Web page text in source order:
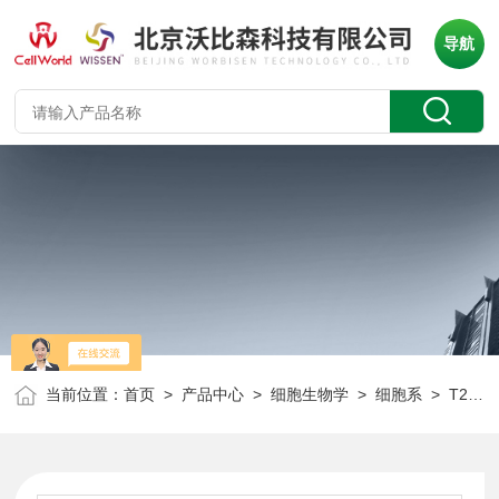
导航
当前位置：首页 > 产品中心 >细胞生物学 >细胞系 > T25/瓶人肝癌细胞 SNU-182 CLH1295